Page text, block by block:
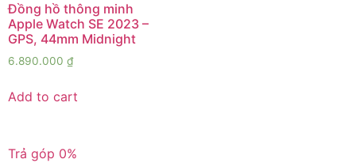
Đồng hồ thông minh
Apple Watch SE 2023 –
GPS, 44mm Midnight
6.890.000 ₫
Add to cart
Trả góp 0%